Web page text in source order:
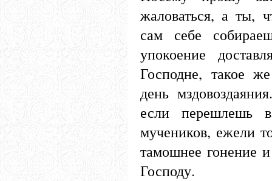
жаловаться, а ты,
сам себе
упокоение
Господне, такое
день
если перешлешь
мучеников, ежели
тамошнее гонение
Господу.